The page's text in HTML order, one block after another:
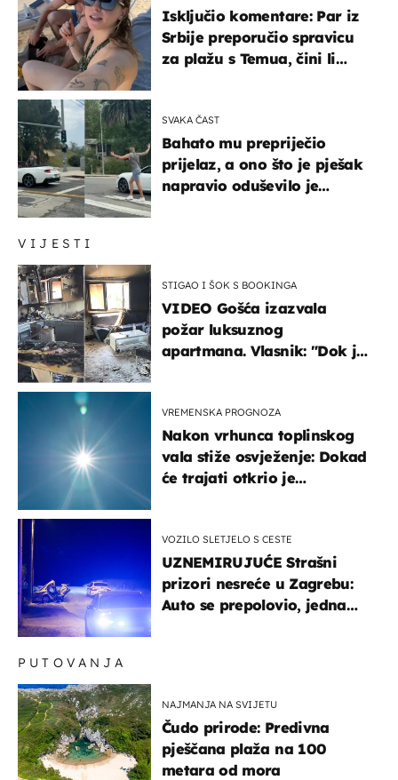
VIJESTI
STIGAO I ŠOK S BOOKINGA
VIDEO Gošća izazvala
požar luksuznog
apartmana. Vlasnik: "Dok je
VREMENSKA PROGNOZA
Nakon vrhunca toplinskog
vala stiže osvježenje: Dokad
će trajati otkrio je
VOZILO SLETJELO S CESTE
UZNEMIRUJUĆE Strašni
prizori nesreće u Zagrebu:
Auto se prepolovio, jedna
Isključio komentare: Par iz
Srbije preporučio spravicu
za plažu s Temua, čini li
SVAKA ČAST
Bahato mu prepriječio
prijelaz, a ono što je pješak
napravio oduševilo je
PUTOVANJA
NAJMANJA NA SVIJETU
Čudo prirode: Predivna
pješčana plaža na 100
metara od mora